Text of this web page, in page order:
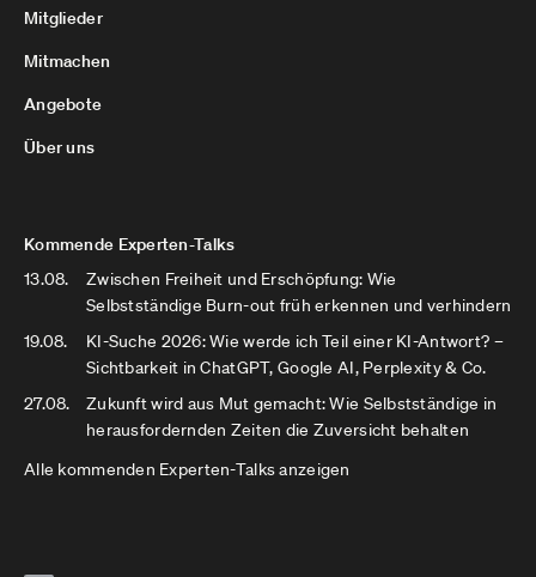
Mitglieder
Mitmachen
Angebote
Über uns
Kommende Experten-Talks
13.08.
Zwischen Freiheit und Erschöpfung: Wie
Selbstständige Burn-out früh erkennen und verhindern
19.08.
KI-Suche 2026: Wie werde ich Teil einer KI-Antwort? –
Sichtbarkeit in ChatGPT, Google AI, Perplexity & Co.
27.08.
Zukunft wird aus Mut gemacht: Wie Selbstständige in
herausfordernden Zeiten die Zuversicht behalten
Alle kommenden Experten-Talks anzeigen